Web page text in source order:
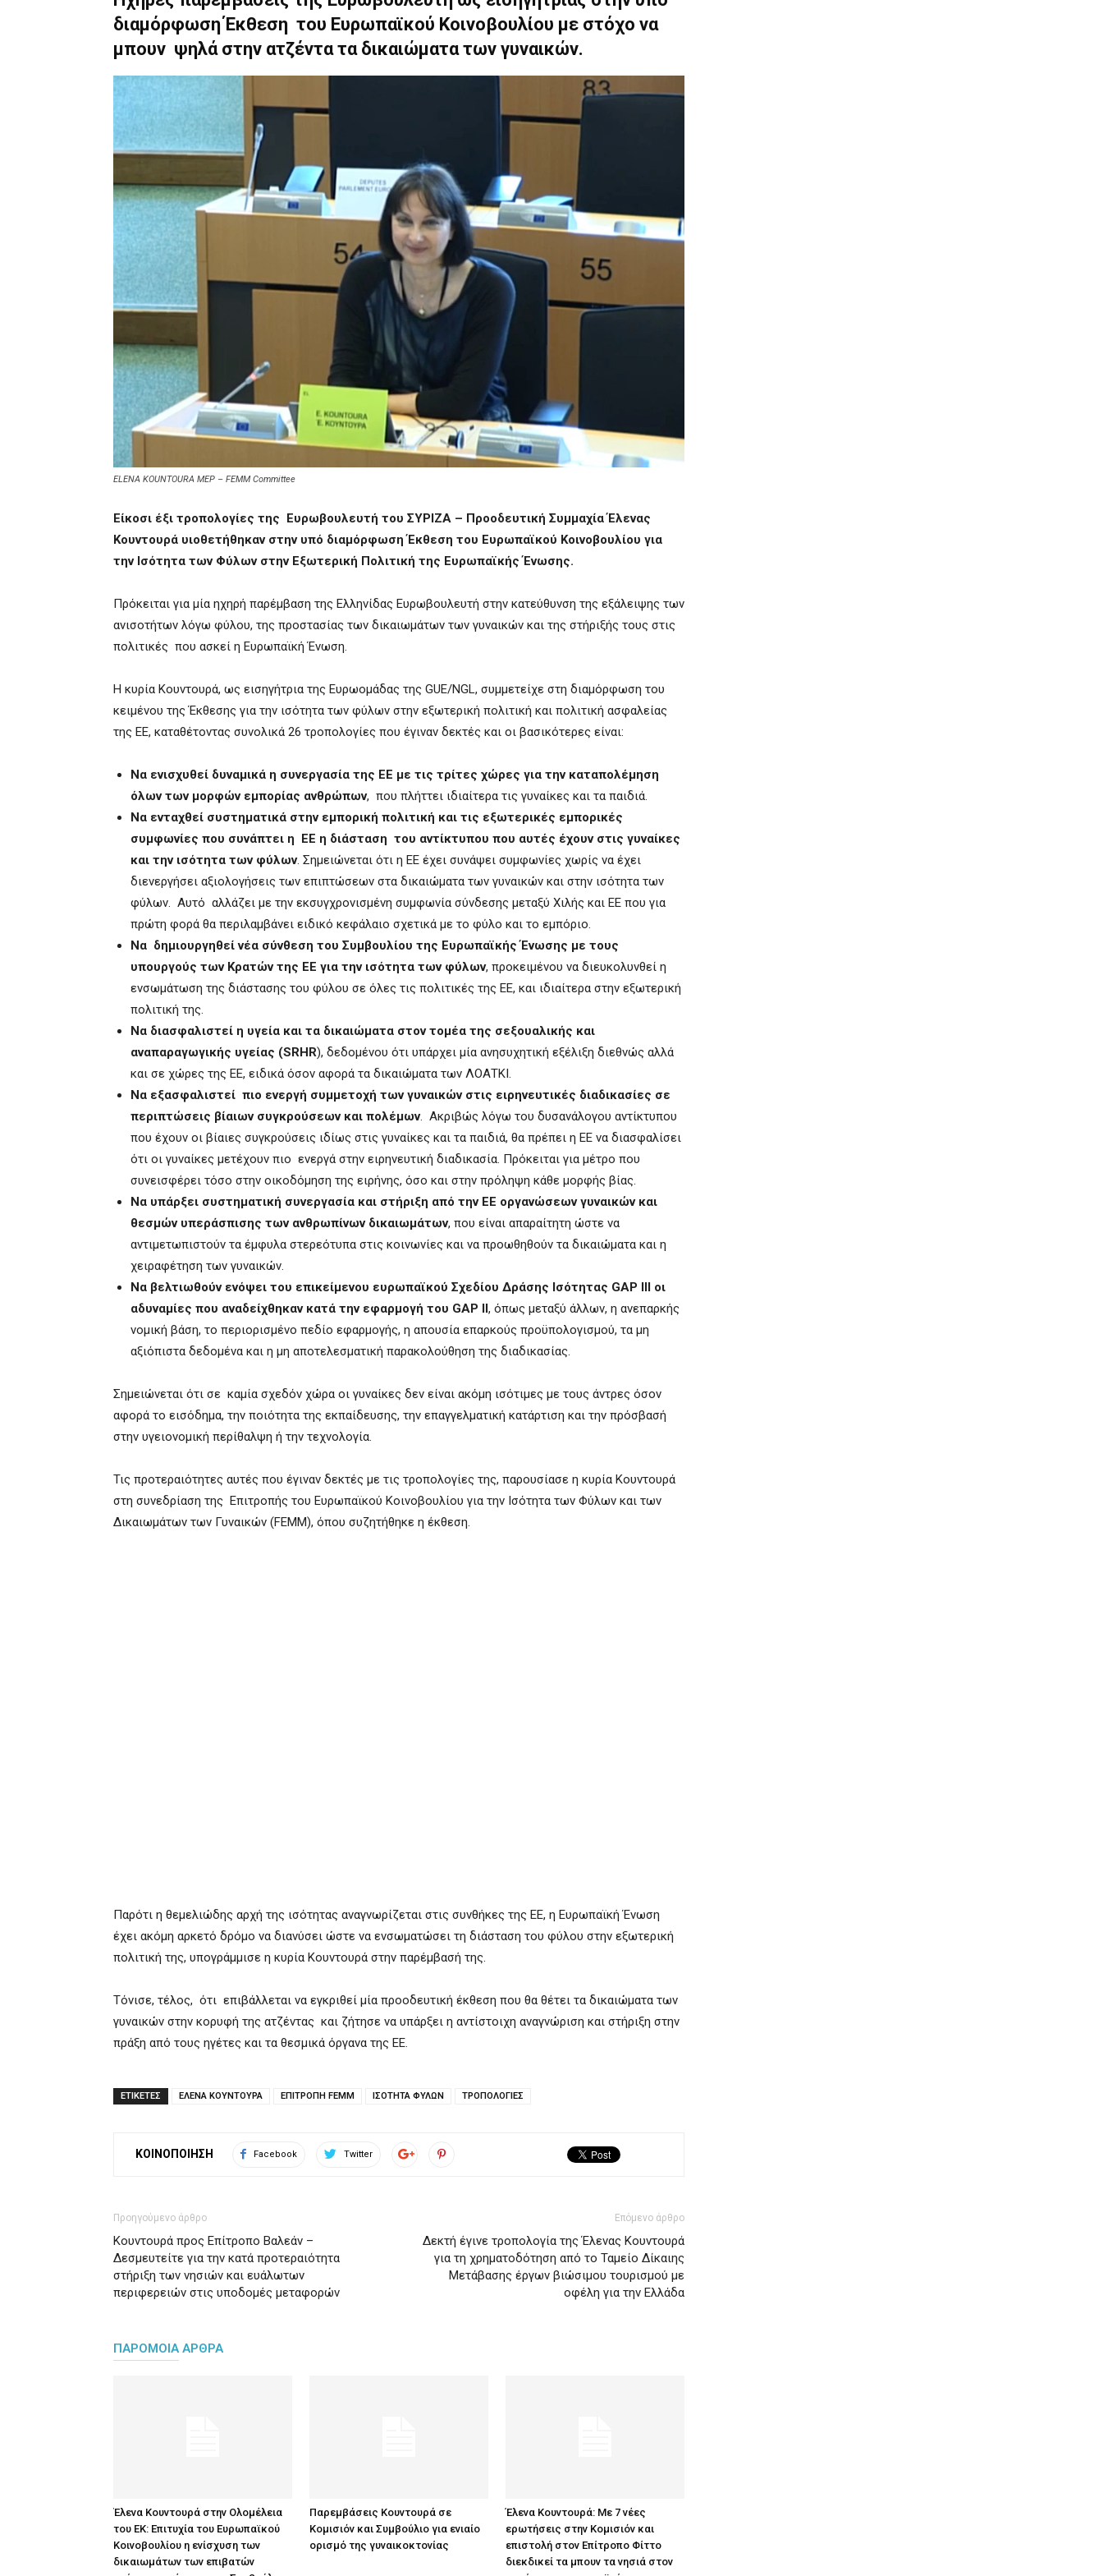
διαμόρφωση Έκθεση του Ευρωπαϊκού Κοινοβουλίου με στόχο να
μπουν ψηλά στην ατζέντα τα δικαιώματα των γυναικών.
ELENA KOUNTOURA MEP – FEMM Committee
Είκοσι έξι τροπολογίες της Ευρωβουλευτή του ΣΥΡΙΖΑ – Προοδευτική Συμμαχία Έλενας
Κουντουρά υιοθετήθηκαν στην υπό διαμόρφωση Έκθεση του Ευρωπαϊκού Κοινοβουλίου για
την Ισότητα των Φύλων στην Εξωτερική Πολιτική της Ευρωπαϊκής Ένωσης.
Πρόκειται για μία ηχηρή παρέμβαση της Ελληνίδας Ευρωβουλευτή στην κατεύθυνση της εξάλειψης των
ανισοτήτων λόγω φύλου, της προστασίας των δικαιωμάτων των γυναικών και της στήριξής τους στις
πολιτικές που ασκεί η Ευρωπαϊκή Ένωση.
Η κυρία Κουντουρά, ως εισηγήτρια της Ευρωομάδας της GUE/NGL, συμμετείχε στη διαμόρφωση του
κειμένου της Έκθεσης για την ισότητα των φύλων στην εξωτερική πολιτική και πολιτική ασφαλείας
της ΕΕ, καταθέτοντας συνολικά 26 τροπολογίες που έγιναν δεκτές και οι βασικότερες είναι:
Να ενισχυθεί δυναμικά η συνεργασία της ΕΕ με τις τρίτες χώρες για την καταπολέμηση
όλων των μορφών εμπορίας ανθρώπων, που πλήττει ιδιαίτερα τις γυναίκες και τα παιδιά.
Να ενταχθεί συστηματικά στην εμπορική πολιτική και τις εξωτερικές εμπορικές
συμφωνίες που συνάπτει η ΕΕ η διάσταση του αντίκτυπου που αυτές έχουν στις γυναίκες
και την ισότητα των φύλων. Σημειώνεται ότι η ΕΕ έχει συνάψει συμφωνίες χωρίς να έχει
διενεργήσει αξιολογήσεις των επιπτώσεων στα δικαιώματα των γυναικών και στην ισότητα των
φύλων. Αυτό αλλάζει με την εκσυγχρονισμένη συμφωνία σύνδεσης μεταξύ Χιλής και ΕΕ που για
πρώτη φορά θα περιλαμβάνει ειδικό κεφάλαιο σχετικά με το φύλο και το εμπόριο.
Να δημιουργηθεί νέα σύνθεση του Συμβουλίου της Ευρωπαϊκής Ένωσης με τους
υπουργούς των Κρατών της ΕΕ για την ισότητα των φύλων, προκειμένου να διευκολυνθεί η
ενσωμάτωση της διάστασης του φύλου σε όλες τις πολιτικές της ΕΕ, και ιδιαίτερα στην εξωτερική
πολιτική της.
Nα διασφαλιστεί η υγεία και τα δικαιώματα στον τομέα της σεξουαλικής και
αναπαραγωγικής υγείας (SRHR), δεδομένου ότι υπάρχει μία ανησυχητική εξέλιξη διεθνώς αλλά
και σε χώρες της ΕΕ, ειδικά όσον αφορά τα δικαιώματα των ΛΟΑΤΚΙ.
Να εξασφαλιστεί πιο ενεργή συμμετοχή των γυναικών στις ειρηνευτικές διαδικασίες σε
περιπτώσεις βίαιων συγκρούσεων και πολέμων. Ακριβώς λόγω του δυσανάλογου αντίκτυπου
που έχουν οι βίαιες συγκρούσεις ιδίως στις γυναίκες και τα παιδιά, θα πρέπει η ΕΕ να διασφαλίσει
ότι οι γυναίκες μετέχουν πιο ενεργά στην ειρηνευτική διαδικασία. Πρόκειται για μέτρο που
συνεισφέρει τόσο στην οικοδόμηση της ειρήνης, όσο και στην πρόληψη κάθε μορφής βίας.
Να υπάρξει συστηματική συνεργασία και στήριξη από την ΕΕ οργανώσεων γυναικών και
θεσμών υπεράσπισης των ανθρωπίνων δικαιωμάτων, που είναι απαραίτητη ώστε να
αντιμετωπιστούν τα έμφυλα στερεότυπα στις κοινωνίες και να προωθηθούν τα δικαιώματα και η
χειραφέτηση των γυναικών.
Nα βελτιωθούν ενόψει του επικείμενου ευρωπαϊκού Σχεδίου Δράσης Ισότητας GAP
IIΙ οι
αδυναμίες που αναδείχθηκαν κατά την εφαρμογή του GAP
, όπως μεταξύ άλλων, η ανεπαρκής
νομική βάση, το περιορισμένο πεδίο εφαρμογής, η απουσία επαρκούς προϋπολογισμού, τα μη
αξιόπιστα δεδομένα και η μη αποτελεσματική παρακολούθηση της διαδικασίας.
Σημειώνεται ότι σε καμία σχεδόν χώρα οι γυναίκες δεν είναι ακόμη ισότιμες με τους άντρες όσον
αφορά το εισόδημα, την ποιότητα της εκπαίδευσης, την επαγγελματική κατάρτιση και την πρόσβασή
στην υγειονομική περίθαλψη ή την τεχνολογία.
Τις προτεραιότητες αυτές που έγιναν δεκτές με τις τροπολογίες της, παρουσίασε η κυρία Κουντουρά
στη συνεδρίαση της Επιτροπής του Ευρωπαϊκού Κοινοβουλίου για την Ισότητα των Φύλων και των
Δικαιωμάτων των Γυναικών (FEMM), όπου συζητήθηκε η έκθεση.
Παρότι η θεμελιώδης αρχή της ισότητας αναγνωρίζεται στις συνθήκες της ΕΕ, η Ευρωπαϊκή Ένωση
έχει ακόμη αρκετό δρόμο να διανύσει ώστε να ενσωματώσει τη διάσταση του φύλου στην εξωτερική
πολιτική της, υπογράμμισε η κυρία Κουντουρά στην παρέμβασή της.
Τόνισε, τέλος, ότι επιβάλλεται να εγκριθεί μία προοδευτική έκθεση που θα θέτει τα δικαιώματα των
γυναικών στην κορυφή της ατζέντας και ζήτησε να υπάρξει η αντίστοιχη αναγνώριση και στήριξη στην
πράξη από τους ηγέτες και τα θεσμικά όργανα της ΕΕ.
ΕΤΙΚΕΤΕΣ ΕΛΕΝΑ ΚΟΥΝΤΟΥΡΑ ΕΠΙΤΡΟΠΗ FEMM ΙΣΟΤΗΤΑ ΦΥΛΩΝ ΤΡΟΠΟΛΟΓΙΕΣ
ΚΟΙΝΟΠΟΙΗΣΗ Facebook Twitter
Προηγούμενο άρθρο
Κουντουρά προς Επίτροπο Βαλεάν –
Δεσμευτείτε για την κατά προτεραιότητα
στήριξη των νησιών και ευάλωτων
περιφερειών στις υποδομές μεταφορών
Επόμενο άρθρο
Δεκτή έγινε τροπολογία της Έλενας Κουντουρά
για τη χρηματοδότηση από το Ταμείο Δίκαιης
Μετάβασης έργων βιώσιμου τουρισμού με
οφέλη για την Ελλάδα
ΠΑΡΟΜΟΙΑ ΑΡΘΡΑ
Έλενα Κουντουρά στην Ολομέλεια
του ΕΚ: Επιτυχία του Ευρωπαϊκού
Κοινοβουλίου η ενίσχυση των
δικαιωμάτων των επιβατών
Παρεμβάσεις Κουντουρά σε
Κομισιόν και Συμβούλιο για ενιαίο
ορισμό της γυναικοκτονίας
Έλενα Κουντουρά: Με 7 νέες
ερωτήσεις στην Κομισιόν και
επιστολή στον Επίτροπο Φίττο
διεκδικεί τα μπουν τα νησιά στον